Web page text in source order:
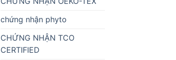
chứng nhận phyto
CHỨNG NHẬN TCO
CERTIFIED